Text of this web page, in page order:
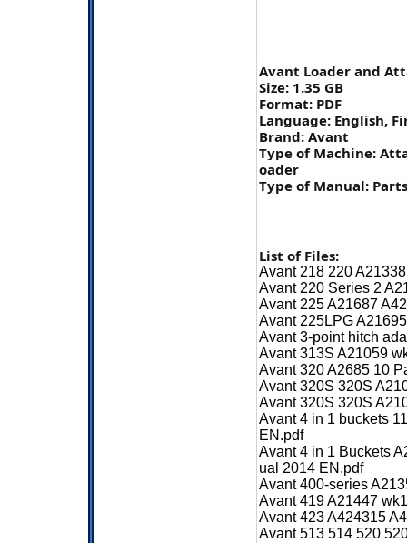
Avant Loader and
Size: 1.35 GB
Format: PDF
Language: English,
Brand: Avant
Type of Machine:
oader
Type of Manual:
List of Files:
Avant 218 220
Avant 220 Series 2
Avant 225 A21687
Avant 225LPG
Avant 3-point hitch
Avant 313S A21059
Avant 320 A2685 10
Avant 320S 320S
Avant 320S 320S
Avant 4 in 1 buckets
EN.pdf
Avant 4 in 1 Buckets
ual 2014 EN.pdf
Avant 400-series
Avant 419 A21447
Avant 423 A424315
Avant 513 514 520